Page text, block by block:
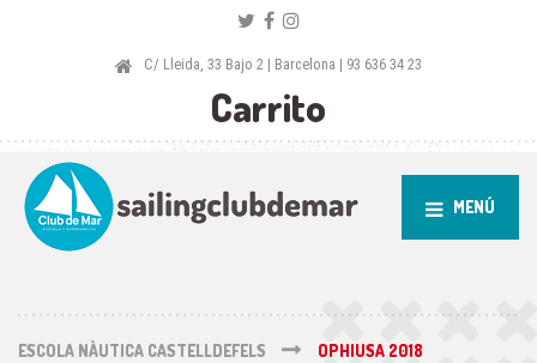
C/ Lleida, 33 Bajo 2 | Barcelona | 93 636 34 23
Carrito
MENÚ
ESCOLA NÀUTICA CASTELLDEFELS OPHIUSA 2018